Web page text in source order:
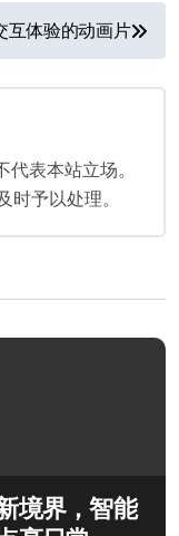
互体验的动画片
表本站立场。
予以处理。
境界，智能